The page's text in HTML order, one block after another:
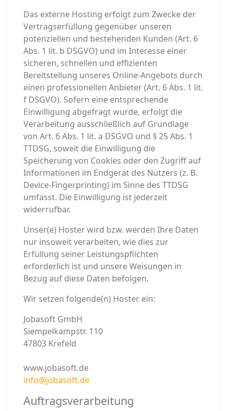
Das externe Hosting erfolgt zum Zwecke der
Vertragserfüllung gegenüber unseren
potenziellen und bestehenden Kunden (Art. 6
Abs. 1 lit. b DSGVO) und im Interesse einer
sicheren, schnellen und effizienten
Bereitstellung unseres Online-Angebots durch
einen professionellen Anbieter (Art. 6 Abs. 1 lit.
f DSGVO). Sofern eine entsprechende
Einwilligung abgefragt wurde, erfolgt die
Verarbeitung ausschließlich auf Grundlage
von Art. 6 Abs. 1 lit. a DSGVO und § 25 Abs. 1
TTDSG, soweit die Einwilligung die
Speicherung von Cookies oder den Zugriff auf
Informationen im Endgerät des Nutzers (z. B.
Device-Fingerprinting) im Sinne des TTDSG
umfasst. Die Einwilligung ist jederzeit
widerrufbar.
Unser(e) Hoster wird bzw. werden Ihre Daten
nur insoweit verarbeiten, wie dies zur
Erfüllung seiner Leistungspflichten
erforderlich ist und unsere Weisungen in
Bezug auf diese Daten befolgen.
Wir setzen folgende(n) Hoster ein:
Jobasoft GmbH
Siempelkampstr. 110
47803 Krefeld
www.jobasoft.de
info@jobasoft.de
Auftragsverarbeitung